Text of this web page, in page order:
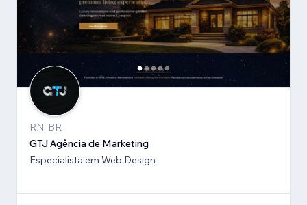
RN, BR
GTJ Agência de Marketing
Especialista em Web Design